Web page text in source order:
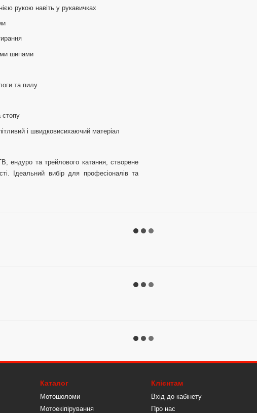
рукою навіть у рукавичках
шипами
та пилу
стопу
і швидковисихаючий матеріал
ендуро та трейлового катання, створене
Ідеальний вибір для професіоналів та
Каталог
Мотошоломи
Мотоекіпірування
Клієнтам
Вхід до кабінету
Про нас